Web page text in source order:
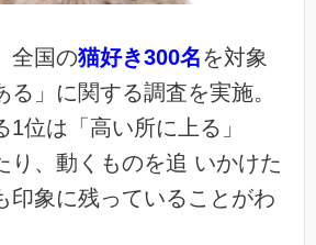
全国の猫好き300名を対象
る」に関する調査を実施。
1位は「高い所に上る」
り、動くものを追 いかけた
印象に残っていることがわ